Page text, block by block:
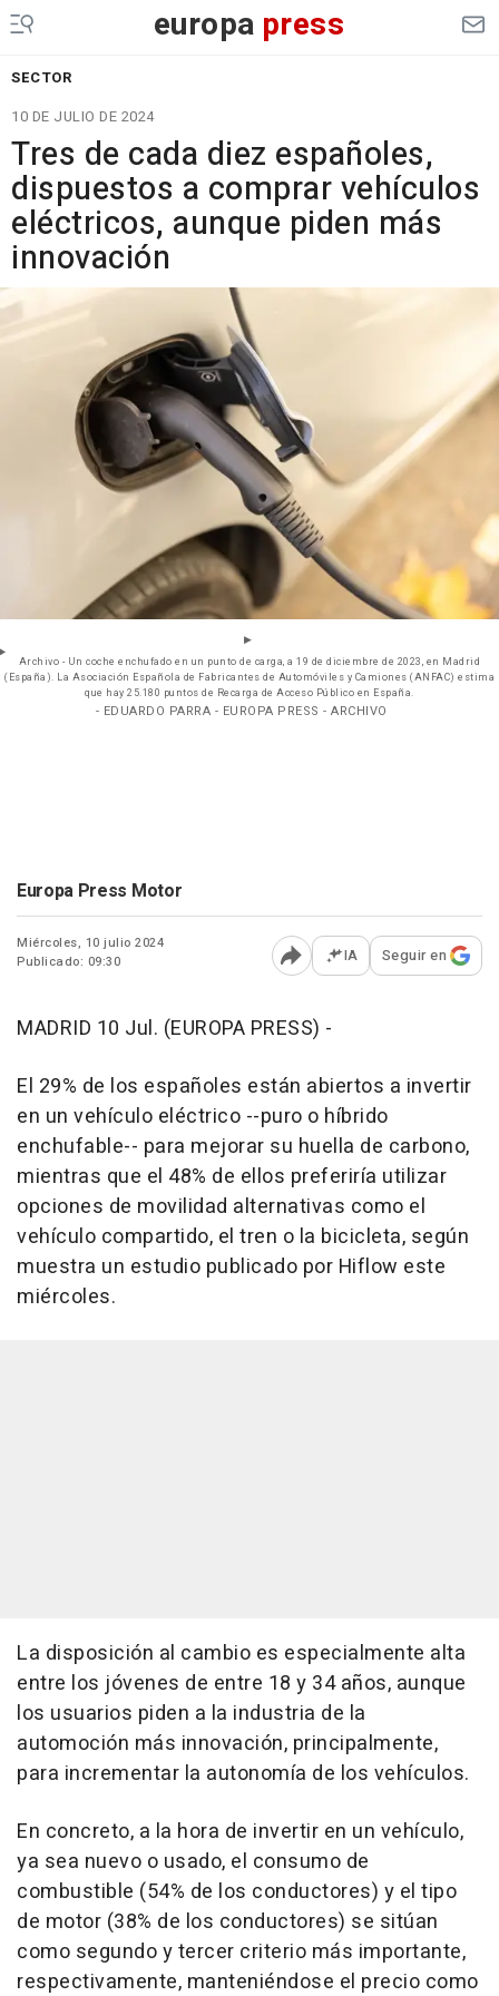
europa press
SECTOR
10 DE JULIO DE 2024
Tres de cada diez españoles,
dispuestos a comprar vehículos
eléctricos, aunque piden más
innovación
Archivo - Un coche enchufado en un punto de carga, a 19 de diciembre de 2023, en Madrid
(España). La Asociación Española de Fabricantes de Automóviles y Camiones (ANFAC) estima
que hay 25.180 puntos de Recarga de Acceso Público en España.
- EDUARDO PARRA - EUROPA PRESS - ARCHIVO
Europa Press Motor
Miércoles, 10 julio 2024
Publicado: 09:30
Abrir opciones para
IA Seguir en
MADRID 10 Jul. (EUROPA PRESS) -
El 29% de los españoles están abiertos a invertir
en un vehículo eléctrico --puro o híbrido
enchufable-- para mejorar su huella de carbono,
mientras que el 48% de ellos preferiría utilizar
opciones de movilidad alternativas como el
vehículo compartido, el tren o la bicicleta, según
muestra un estudio publicado por Hiflow este
miércoles.
La disposición al cambio es especialmente alta
entre los jóvenes de entre 18 y 34 años, aunque
los usuarios piden a la industria de la
automoción más innovación, principalmente,
para incrementar la autonomía de los vehículos.
En concreto, a la hora de invertir en un vehículo,
ya sea nuevo o usado, el consumo de
combustible (54% de los conductores) y el tipo
de motor (38% de los conductores) se sitúan
como segundo y tercer criterio más importante,
respectivamente, manteniéndose el precio como